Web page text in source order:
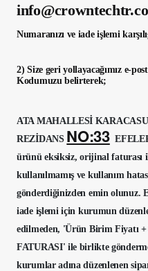
Numaranızı ve iade işlemi
2) Size geri yollayacağımız e-
Kodumuzu belirterek;
ATA MAHALLESİ
REZİDANS NO:33
ürünü eksiksiz, orijinal faturası
kullanılmamış ve kullanım
gönderdiğinizden emin olunuz.
iade işlemi için kurumun
edilmeden, 'Ürün Birim Fiyatı
FATURASI' ile birlikte
kurumlar adına düzenlenen